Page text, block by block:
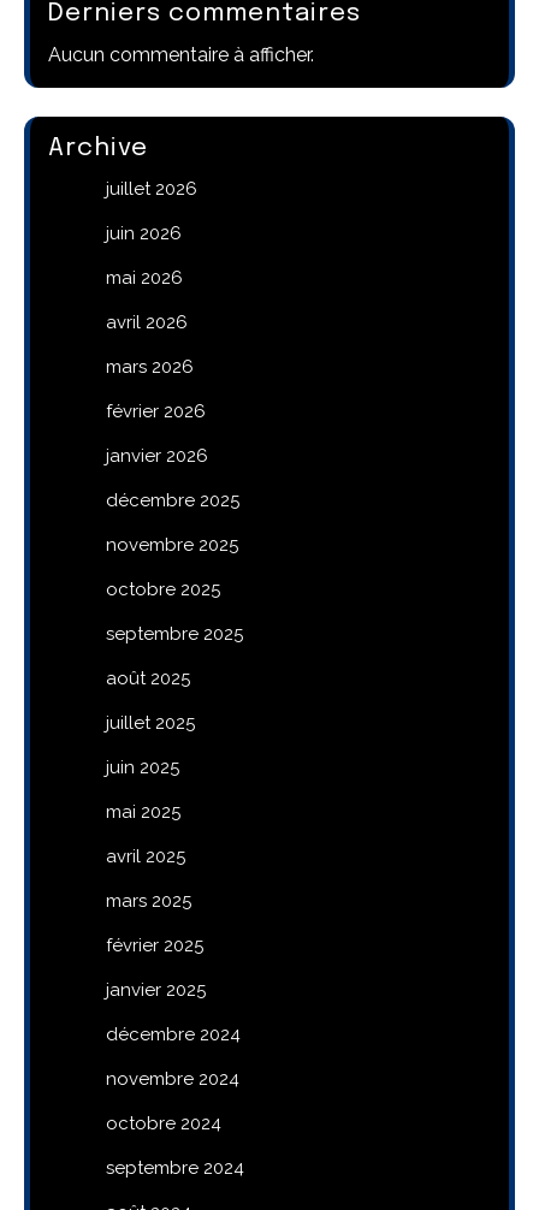
Derniers commentaires
Aucun commentaire à afficher.
Archive
juillet 2026
juin 2026
mai 2026
avril 2026
mars 2026
février 2026
janvier 2026
décembre 2025
novembre 2025
octobre 2025
septembre 2025
août 2025
juillet 2025
juin 2025
mai 2025
avril 2025
mars 2025
février 2025
janvier 2025
décembre 2024
novembre 2024
octobre 2024
septembre 2024